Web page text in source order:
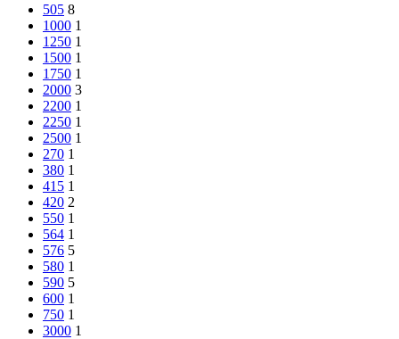
505 8
1000 1
1250 1
1500 1
1750 1
2000 3
2200 1
2250 1
2500 1
270 1
380 1
415 1
420 2
550 1
564 1
576 5
580 1
590 5
600 1
750 1
3000 1